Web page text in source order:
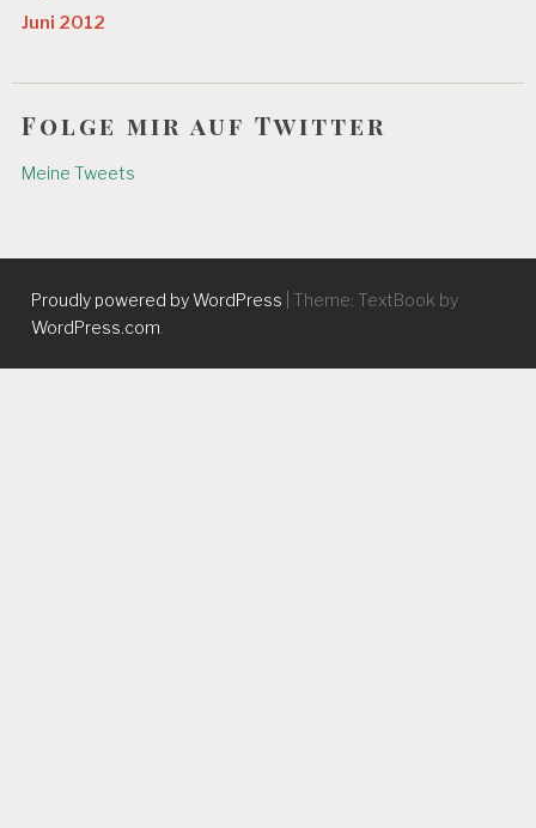
Juni 2012
Folge mir auf Twitter
Meine Tweets
Proudly powered by WordPress
Theme: TextBook by
WordPress.com